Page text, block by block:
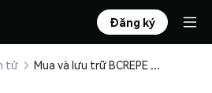
Đăng ký
tử Mua và lưu trữ BCREPE (BCRE) an toàn